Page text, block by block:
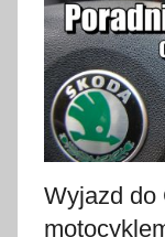
c
z
n
i
a
2
0Wyjazd do